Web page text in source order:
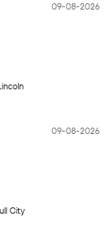
09-08-2026
09-08-2026
City